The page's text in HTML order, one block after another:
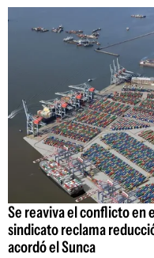
Se reaviva el conflicto en
sindicato reclama
acordó el Sunca